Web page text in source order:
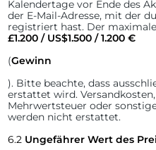
Kalendertage vor Ende des
der E-Mail-Adresse, mit der
registriert hast. Der
£1.200 / US$1.500 / 1.200 €
(Gewinn
). Bitte beachte, dass
erstattet wird.
Mehrwertsteuer oder
werden nicht erstattet.
6.2 Ungefährer Wert des